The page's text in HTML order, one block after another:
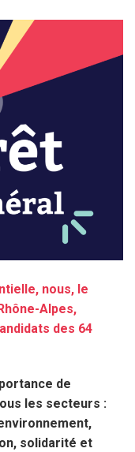
nous, le
Alpes,
des 64
de
les secteurs :
solidarité et